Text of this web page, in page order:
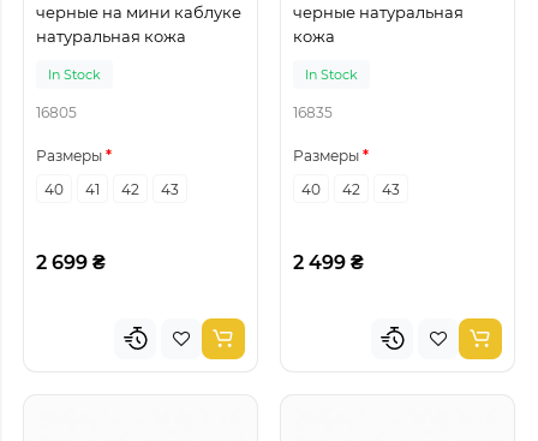
черные на мини каблуке
натуральная кожа
In Stock
16805
Размеры
40
41 42 43
2 699 ₴
черные натуральная
кожа
In Stock
16835
Размеры
40
42 43
2 499 ₴